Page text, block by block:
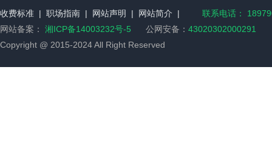
收费标准 | 职场指南 | 网站声明 | 网站简介 |
联系电话：
网站备案： 湘ICP备14003232号-5 公网安备： 43020302000291
Copyright @ 2015-2024 All Right Reserved